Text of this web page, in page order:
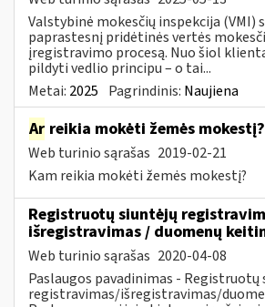
Valstybinė mokesčių inspekcija (VMI)
paprastesnį pridėtinės vertės
įregistravimo procesą. Nuo šiol
pildyti vedlio principu – o tai...
Metai: 2025 Pagrindinis: Naujiena
Ar reikia mokėti žemės mokestį?
Web turinio sąrašas 2019-02-21
Kam reikia mokėti žemės mokestį?
Registruotų siuntėjų
išregistravimas / duomenų
Web turinio sąrašas 2020-04-08
Paslaugos pavadinimas - Registruotų
registravimas/išregistravimas/